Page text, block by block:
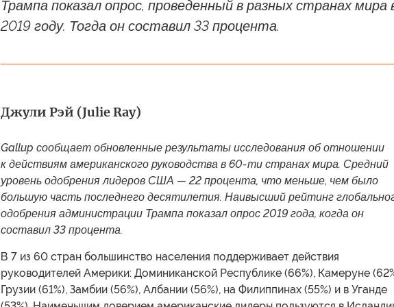
Трампа показал опрос, проведенный в разных странах мира
2019 году. Тогда он составил 33 процента.
Джули Рэй (Julie Ray)
Gallup сообщает обновленные результаты исследования об отношении
к действиям американского руководства в 60-ти странах мира. Средний
уровень одобрения лидеров США — 22 процента, что меньше, чем было
большую часть последнего десятилетия. Наивысший рейтинг
одобрения администрации Трампа показал опрос 2019 года, когда он
составил 33 процента.
В 7 из 60 стран большинство населения поддерживает действия
руководителей Америки: Доминиканской Республике (66%), Камеруне
Грузии (61%), Замбии (56%), Албании (56%), на Филиппинах (55%) и в Уганде